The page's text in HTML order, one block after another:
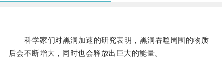
科学家们对黑洞加速的研究表明，黑洞吞噬周围的物质
后会不断增大，同时也会释放出巨大的能量。